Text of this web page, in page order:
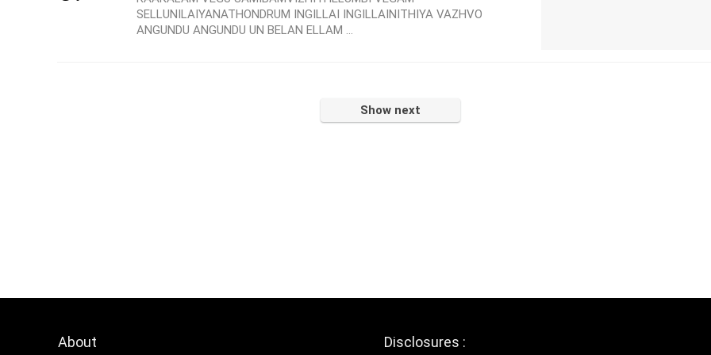
SELLUNILAIYANATHONDRUM INGILLAI INGILLAINITHIYA VAZHVO
ANGUNDU ANGUNDU UN BELAN ELLAM ...
Show next
About Disclosures :